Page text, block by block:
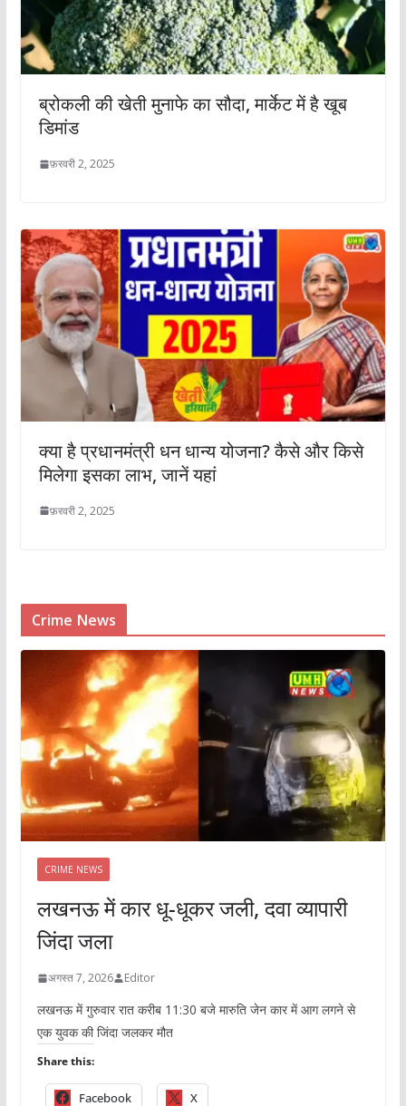
ब्रोकली की खेती मुनाफे का सौदा, मार्केट में है खूब
डिमांड
फ़रवरी 2, 2025
क्या है प्रधानमंत्री धन धान्य योजना? कैसे और किसे
मिलेगा इसका लाभ, जानें यहां
फ़रवरी 2, 2025
Crime News
CRIME NEWS
लखनऊ में कार धू-धूकर जली, दवा व्यापारी
जिंदा जला
अगस्त 7, 2026 Editor
लखनऊ में गुरुवार रात करीब 11:30 बजे मारुति जेन कार में आग लगने से
एक युवक की जिंदा जलकर मौत
Share this:
Facebook X